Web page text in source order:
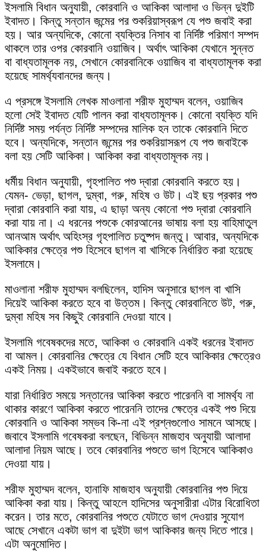
ইসলামি বিধান অনুযায়ী, কোরবানি ও আকিকা আলাদা ও ভিন্ন দুইটি
ইবাদত। কিন্তু সন্তান জন্মের পর শুকরিয়াস্বরূপ যে পশু জবাই করা
হয়। আর অন্যদিকে, কোনো ব্যক্তির নিসাব বা নির্দিষ্ট পরিমাণ সম্পদ
থাকলে তার ওপর কোরবানি ওয়াজিব। অর্থাৎ আকিকা যেখানে সুন্নত
বা বাধ্যতামূলক নয়, সেখানে কোরবানিকে ওয়াজিব বা বাধ্যতামূলক করা
হয়েছে সামর্থ্যবানদের জন্য।
এ প্রসঙ্গে ইসলামি লেখক মাওলানা শরীফ মুহাম্মদ বলেন, ওয়াজিব
হলো সেই ইবাদত যেটি পালন করা বাধ্যতামূলক। কোনো ব্যক্তি যদি
নির্দিষ্ট সময় পর্যন্ত নির্দিষ্ট সম্পদের মালিক হন তাকে কোরবানি দিতে
হবে। অন্যদিকে, সন্তান জন্মের পর শুকরিয়াসরূপ যে পশু জবাইকে
বলা হয় সেটি আকিকা। আকিকা করা বাধ্যতামূলক নয়।
ধর্মীয় বিধান অনুযায়ী, গৃহপালিত পশু দ্বারা কোরবানি করতে হয়।
যেমন- ভেড়া, ছাগল, দুম্বা, গরু, মহিষ ও উট। এই ছয় প্রকার পশু
দ্বারা কোরবানি করা যায়, এ ছাড়া অন্য কোনো পশু দ্বারা কোরবানি
করা যায় না। এ ধরনের পশুকে কোরআনের ভাষায় বলা হয় বাহিমাতুল
আনআম অর্থাৎ অহিংস্র গৃহপালিত চতুষ্পদ জন্তু। আবার, অন্যদিকে
আকিকার ক্ষেত্রে পশু হিসেবে ছাগল বা খাসিকে নির্ধারিত করা হয়েছে
ইসলামে।
মাওলানা শরীফ মুহাম্মদ বলছিলেন, হাদিস অনুসারে ছাগল বা খাসি
দিয়েই আকিকা করতে হবে বা উত্তম। কিন্তু কোরবানিতে উট, গরু,
দুম্বা মহিষ সব কিছুই কোরবানি দেওয়া যাবে।
ইসলামি গবেষকদের মতে, আকিকা ও কোরবানি একই ধরনের ইবাদত
বা আমল। কোরবানির ক্ষেত্রে যে বিধান সেটি হবে আকিকার ক্ষেত্রেও
একই নিময়। একইভাবে জবাই করতে হবে।
যারা নির্ধারিত সময়ে সন্তানের আকিকা করতে পারেননি বা সামর্থ্য না
থাকার কারণে আকিকা করতে পারেননি তাদের ক্ষেত্রে একই পশু দিয়ে
কোরবানি ও আকিকা সম্ভব কি-না এই প্রশ্নগুলোও সামনে আসছে।
জবাবে ইসলামি গবেষকরা বলছেন, বিভিন্ন মাজহাব অনুযায়ী আলাদা
আলাদা নিয়ম আছে। তবে কোরবানির পশুতে ভাগ হিসেবে আকিকাও
দেওয়া যায়।
শরীফ মুহাম্মদ বলেন, হানাফি মাজহাব অনুযায়ী কোরবানির পশু দিয়ে
আকিকা করা যায়। কিন্তু আহলে হাদিসের অনুসারীরা এটার বিরোধিতা
করেন। তার মতে, কোরবানির পশুতে যেটাতে ভাগ দেওয়ার সুযোগ
আছে সেখানে একটা ভাগ বা দুইটা ভাগ আকিকার জন্য দিতে পারে।
এটা অনুমোদিত।